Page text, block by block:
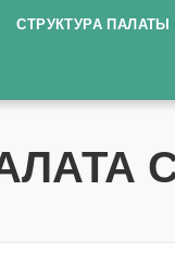
СТРУКТУРА ПАЛАТЫ